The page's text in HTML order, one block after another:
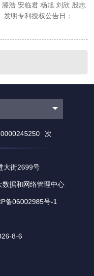
浩 安临君 杨旭 刘欣 殷志
明专利授权公告日：
0000245250 次
大街2699号
据和网络管理中心
备06002985号-1
-8-6